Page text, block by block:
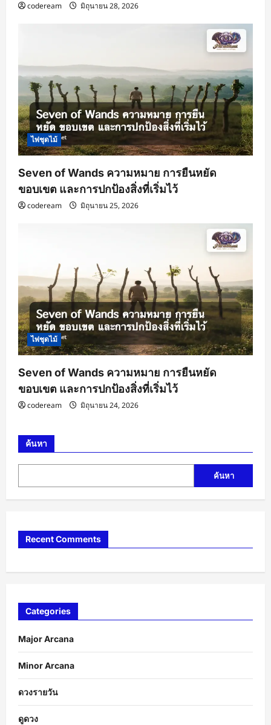
codeream มิถุนายน 28, 2026
ไพ่ชุดไม้
Seven of Wands ความหมาย การยืนหยัด
ขอบเขต และการปกป้องสิ่งที่เริ่มไว้
codeream มิถุนายน 25, 2026
ไพ่ชุดไม้
Seven of Wands ความหมาย การยืนหยัด
ขอบเขต และการปกป้องสิ่งที่เริ่มไว้
codeream มิถุนายน 24, 2026
ค้นหา
ค้นหา
Recent Comments
Categories
Major Arcana
Minor Arcana
ดวงรายวัน
ดูดวง